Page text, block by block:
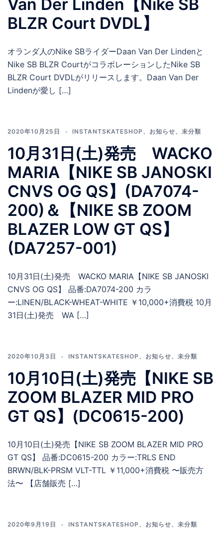
Van Der Linden【Nike SB
BLZR Court DVDL】
オランダ人のNike SBライダーDaan Van Der Lindenと
Nike SB BLZR CourtがコラボレーションしたNike SB
BLZR Court DVDLがリリースします。Daan Van Der
Lindenが愛し […]
2020年10月25日 INSTANTSKATESHOP 、 お知らせ、 未分類
10月31日(土)発売 WACKO
MARIA【NIKE SB JANOSKI
CNVS OG QS】(DA7074-
200)＆【NIKE SB ZOOM
BLAZER LOW GT QS】
(DA7257-001)
10月31日(土)発売 WACKO MARIA【NIKE SB JANOSKI
CNVS OG QS】 品番:DA7074-200 カラ
ー:LINEN/BLACK-WHEAT-WHITE ￥10,000+消費税 10月
31日(土)発売 WA […]
2020年10月3日 INSTANTSKATESHOP 、 お知らせ、 未分類
10月10日(土)発売【NIKE SB
ZOOM BLAZER MID PRO
GT QS】(DC0615-200)
10月10日(土)発売【NIKE SB ZOOM BLAZER MID PRO
GT QS】 品番:DC0615-200 カラー:TRLS END
BRWN/BLK-PRSM VLT-TTL ￥11,000+消費税 〜販売方
法〜 【店舗販売 […]
2020年9月19日 INSTANTSKATESHOP 、 お知らせ、 未分類